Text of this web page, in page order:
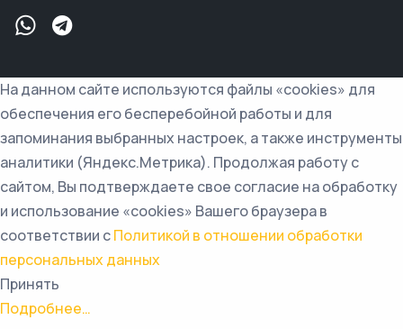
На данном сайте используются файлы «cookies» для
обеспечения его бесперебойной работы и для
запоминания выбранных настроек, а также инструменты
аналитики (Яндекс.Метрика). Продолжая работу с
сайтом, Вы подтверждаете свое согласие на обработку
и использование «cookies» Вашего браузера в
соответствии сПолитикой в отношении обработки
персональных данных
Принять
Подробнее…